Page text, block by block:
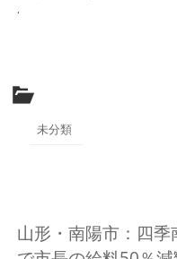
.
未分類
山形・南陽市：四